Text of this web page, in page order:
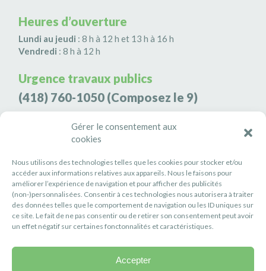
Gérer le consentement aux
cookies
Nous utilisons des technologies telles que les cookies pour stocker et/ou
accéder aux informations relatives aux appareils. Nous le faisons pour
améliorer l’expérience de navigation et pour afficher des publicités
(non-)personnalisées. Consentir à ces technologies nous autorisera à traiter
des données telles que le comportement de navigation ou les ID uniques sur
ce site. Le fait de ne pas consentir ou de retirer son consentement peut avoir
un effet négatif sur certaines fonctonnalités et caractéristiques.
Accepter
Heures d’ouverture
Lundi au jeudi : 8 h à 12 h et 13 h à 16 h
Vendredi : 8 h à 12 h
Urgence travaux publics
(418) 760-1050 (Composez le 9)
Agence de sécurité S3K9
(418) 808-9566
#PETITERIVIÈRE
Suivez-nous
Politique de confidentialité